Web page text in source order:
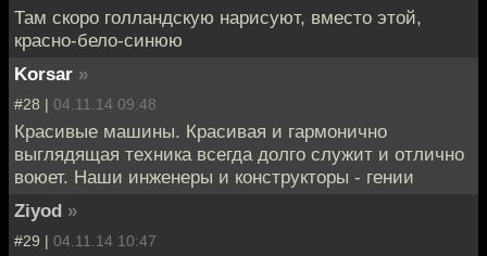
Там скоро голландскую нарисуют, вместо этой,
красно-бело-синюю
Korsar »
#28 | 04.11.14 09:48
Красивые машины. Красивая и гармонично
выглядящая техника всегда долго служит и отлично
воюет. Наши инженеры и конструкторы - гении
Ziyod »
#29 | 04.11.14 10:47